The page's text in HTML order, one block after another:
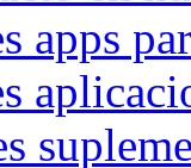
apps